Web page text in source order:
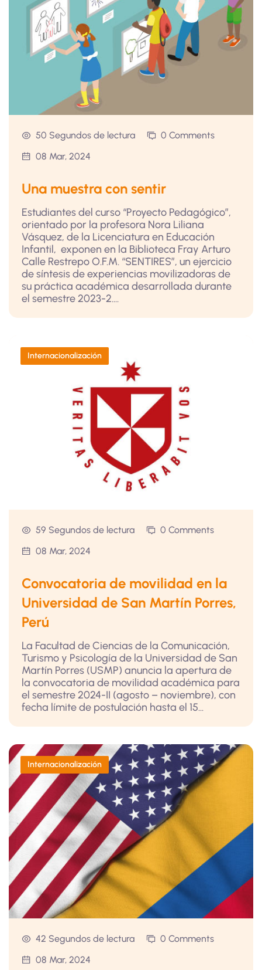
50 Segundos de lectura
0 Comments
08 Mar, 2024
Una muestra con sentir
Estudiantes del curso “Proyecto Pedagógico”,
orientado por la profesora Nora Liliana
Vásquez, de la Licenciatura en Educación
Infantil, exponen en la Biblioteca Fray Arturo
Calle Restrepo O.F.M. “SENTIRES”, un ejercicio
de síntesis de experiencias movilizadoras de
su práctica académica desarrollada durante
el semestre 2023-2....
Internacionalización
59 Segundos de lectura
0 Comments
08 Mar, 2024
Convocatoria de movilidad en la
Universidad de San Martín Porres,
Perú
La Facultad de Ciencias de la Comunicación,
Turismo y Psicología de la Universidad de San
Martín Porres (USMP) anuncia la apertura de
la convocatoria de movilidad académica para
el semestre 2024-II (agosto – noviembre), con
fecha límite de postulación hasta el 15...
Internacionalización
42 Segundos de lectura
0 Comments
08 Mar, 2024